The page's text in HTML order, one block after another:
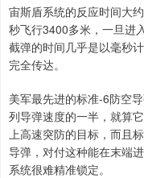
宙斯盾系统的反应时间大
秒飞行3400多米，一旦进
截弹的时间几乎是以毫秒
完全传达。
美军最先进的标准-6防空
列导弹速度的一半，就算
上高速突防的目标，而且
导弹，对付这种能在末端
系统很难精准锁定。